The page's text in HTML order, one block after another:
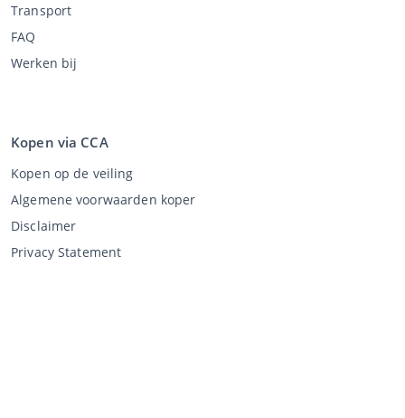
Transport
FAQ
Werken bij
Kopen via CCA
Kopen op de veiling
Algemene voorwaarden koper
Disclaimer
Privacy Statement